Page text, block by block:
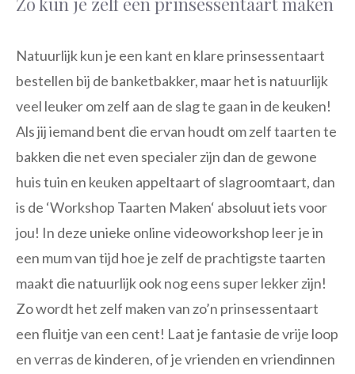
Natuurlijk kun je een kant en klare prinsessentaart
bestellen bij de banketbakker, maar het is natuurlijk
veel leuker om zelf aan de slag te gaan in de keuken!
Als jij iemand bent die ervan houdt om zelf taarten te
bakken die net even specialer zijn dan de gewone
huis tuin en keuken appeltaart of slagroomtaart, dan
is de ‘Workshop Taarten Maken‘ absoluut iets voor
jou! In deze unieke online videoworkshop leer je in
een mum van tijd hoe je zelf de prachtigste taarten
maakt die natuurlijk ook nog eens super lekker zijn!
Zo wordt het zelf maken van zo’n prinsessentaart
een fluitje van een cent! Laat je fantasie de vrije loop
en verras de kinderen, of je vrienden en vriendinnen